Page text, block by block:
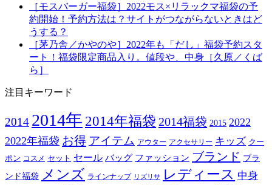
［モスバーガー福袋］2022モス×リラックマ福袋の予
約開始！予約方法は？サイトがつながらないときはど
うする？
［茅乃舎／かやのや］2022年も「だし」福袋予約スタ
ート！福袋限定商品入り。値段や、中身［久原／くば
ら］
注目キーワード
2014 2014年 2014年福袋 2014福袋 2015 2022
2022年福袋 お得 アイテム アウター アクセサリー キッズ クー
ポン コスメ セット セール バッグ ファッション ブランド ブラ
ンド福袋 メンズ ラインナップ リズリサ レディース 中身